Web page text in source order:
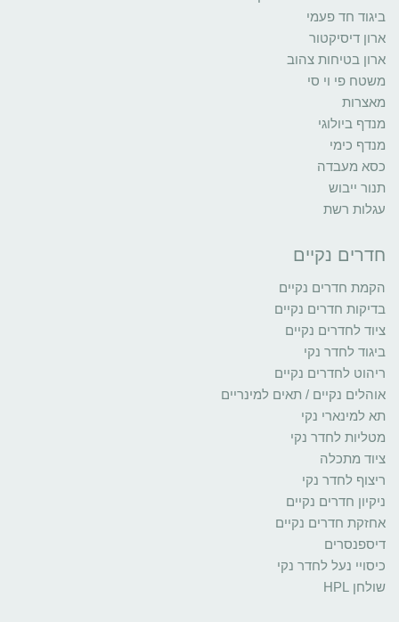
ביגוד חד פעמי
ארון דיסיקטור
ארון בטיחות צהוב
משטח פי וי סי
מאצרות
מנדף ביולוגי
מנדף כימי
כסא מעבדה
תנור ייבוש
עגלות רשת
חדרים נקיים
הקמת חדרים נקיים
בדיקות חדרים נקיים
ציוד לחדרים נקיים
ביגוד לחדר נקי
ריהוט לחדרים נקיים
אוהלים נקיים / תאים למינריים
תא למינארי נקי
מטליות לחדר נקי
ציוד מתכלה
ריצוף לחדר נקי
ניקיון חדרים נקיים
אחזקת חדרים נקיים
דיספנסרים
כיסויי נעל לחדר נקי
שולחן HPL